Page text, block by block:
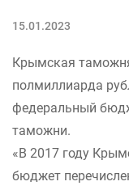
15.01.2023
Крымская
полмиллиарда
федеральный
таможни.
«В 2017 году
бюджет